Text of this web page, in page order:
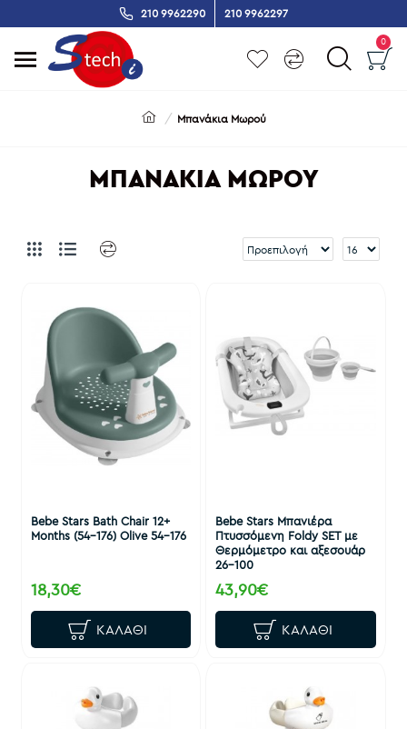
210 9962290 210 9962297
0
Μπανάκια Μωρού
ΜΠΑΝΆΚΙΑ ΜΩΡΟΎ
Bebe Stars Bath Chair 12+
Months (54-176) Olive 54-176
18,30€
ΚΑΛΆΘΙ
Bebe Stars Μπανιέρα
Πτυσσόμενη Foldy SET με
Θερμόμετρο και αξεσουάρ
26-100
43,90€
ΚΑΛΆΘΙ